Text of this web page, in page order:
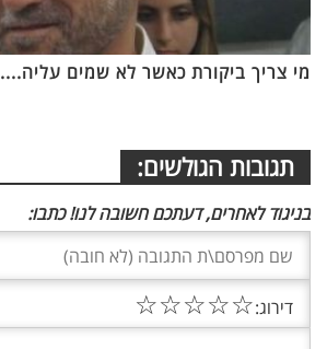
מי צריך ביקורת כאשר לא שמים עליה....
תגובות הגולשים:
בניגוד לאחרים, דעתכם חשובה לנו! כתבו:
דירוג:☆
☆
☆
☆
☆